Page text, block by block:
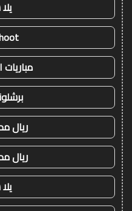
مباريات
ريال
ريال